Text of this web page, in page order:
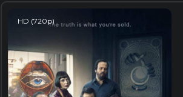
HD (720p)